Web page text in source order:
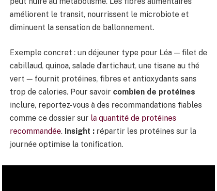
améliorent le transit, nourrissent le microbiote et
diminuent la sensation de ballonnement.
Exemple concret : un déjeuner type pour Léa — filet de
cabillaud, quinoa, salade d’artichaut, une tisane au thé
vert — fournit protéines, fibres et antioxydants sans
trop de calories. Pour savoir combien de protéines
inclure, reportez-vous à des recommandations fiables
comme ce dossier sur la quantité de protéines
recommandée. Insight : répartir les protéines sur la
journée optimise la tonification.